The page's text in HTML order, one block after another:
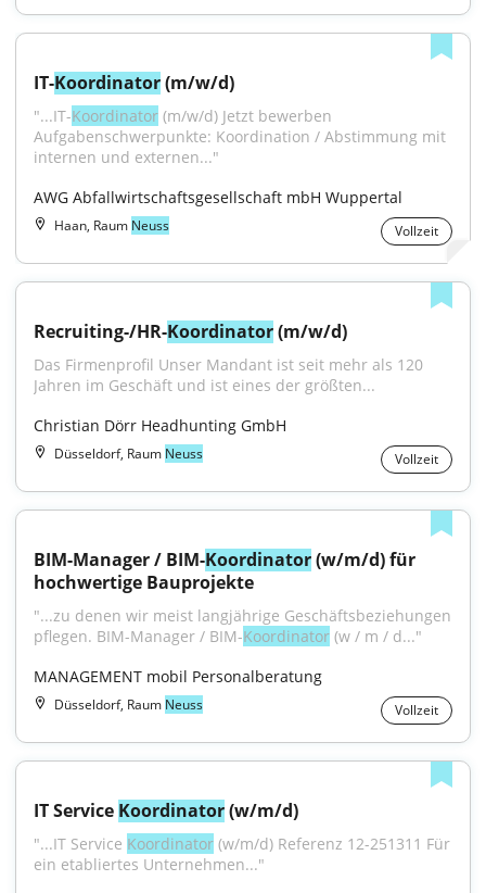
IT-Koordinator (m/w/d)
"...IT-Koordinator (m/w/d) Jetzt bewerben
Aufgabenschwerpunkte: Koordination / Abstimmung mit
internen und externen..."
AWG Abfallwirtschaftsgesellschaft mbH Wuppertal
Haan, Raum Neuss Vollzeit
Recruiting-/HR-Koordinator (m/w/d)
Das Firmenprofil Unser Mandant ist seit mehr als 120
Jahren im Geschäft und ist eines der größten...
Christian Dörr Headhunting GmbH
Düsseldorf, Raum Neuss Vollzeit
BIM-Manager / BIM-Koordinator (w/m/d) für
hochwertige Bauprojekte
"...zu denen wir meist langjährige Geschäftsbeziehungen
pflegen. BIM-Manager / BIM-Koordinator (w / m / d..."
MANAGEMENT mobil Personalberatung
Düsseldorf, Raum Neuss Vollzeit
IT Service Koordinator (w/m/d)
"...IT Service Koordinator (w/m/d) Referenz 12-251311 Für
ein etabliertes Unternehmen..."